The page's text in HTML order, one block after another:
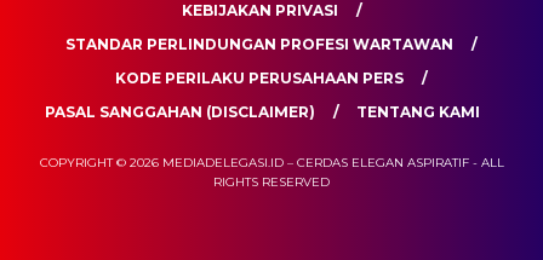
KEBIJAKAN PRIVASI
STANDAR PERLINDUNGAN PROFESI WARTAWAN
KODE PERILAKU PERUSAHAAN PERS
PASAL SANGGAHAN (DISCLAIMER)
TENTANG KAMI
COPYRIGHT © 2026 MEDIADELEGASI.ID – CERDAS ELEGAN ASPIRATIF - ALL
RIGHTS RESERVED